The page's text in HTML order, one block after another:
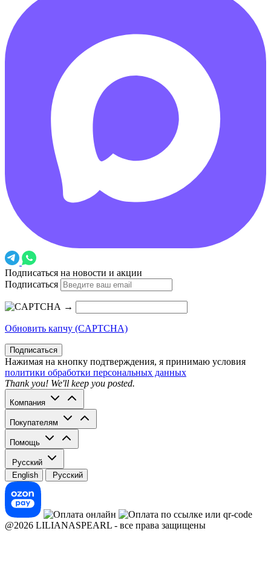
Подписаться на новости и акции
Подписаться
→
Обновить капчу (CAPTCHA)
Подписаться
Нажимая на кнопку подтверждения, я принимаю условия
политики обработки персональных данных
Thank you! We'll keep you posted.
Компания
Покупателям
Помощь
Русский
English
Русский
@2026 LILIANASPEARL - все права защищены